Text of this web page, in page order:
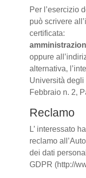
Per l’esercizio
può scrivere
certificata:
oppure
alternativa,
Università degli
Febbraio n. 2,
Reclamo
L’ interessato
reclamo
dei dati
GDPR (http://